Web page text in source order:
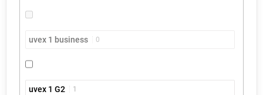
uvex 1 business 0
uvex 1 G2 1